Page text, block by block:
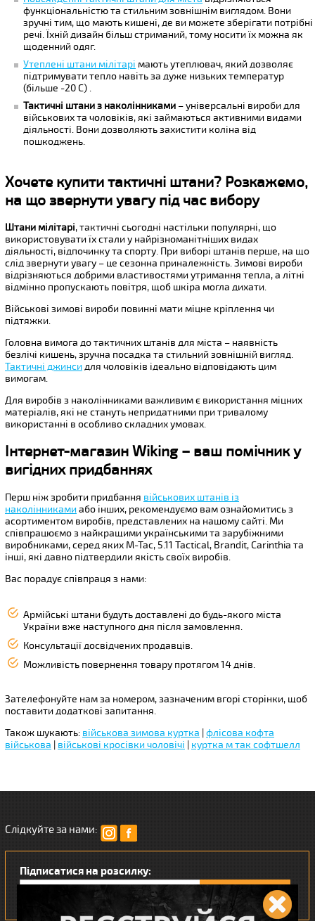
функціональністю та стильним зовнішнім виглядом. Вони
зручні тим, що мають кишені, де ви можете зберігати потрібні
речі. Їхній дизайн більш стриманий, тому носити їх можна як
щоденний одяг.
Утеплені штани мілітарі мають утеплювач, який дозволяє
підтримувати тепло навіть за дуже низьких температур
(більше -20 С) .
Тактичні штани з наколінниками – універсальні вироби для
військових та чоловіків, які займаються активними видами
діяльності. Вони дозволяють захистити коліна від
пошкоджень.
Хочете купити тактичні штани? Розкажемо,
на що звернути увагу під час вибору
Штани мілітарі, тактичні сьогодні настільки популярні, що
використовувати їх стали у найрізноманітніших видах
діяльності, відпочинку та спорту. При виборі штанів перше, на що
слід звернути увагу – це сезонна приналежність. Зимові вироби
відрізняються добрими властивостями утримання тепла, а літні
відмінно пропускають повітря, щоб шкіра могла дихати.
Військові зимові вироби повинні мати міцне кріплення чи
підтяжки.
Головна вимога до тактичних штанів для міста – наявність
безлічі кишень, зручна посадка та стильний зовнішній вигляд.
Тактичні джинсидля чоловіків ідеально відповідають цим
вимогам.
Для виробів з наколінниками важливим є використання міцних
матеріалів, які не стануть непридатними при тривалому
використанні в особливо складних умовах.
Інтернет-магазин Wiking – ваш помічник у
вигідних придбаннях
Перш ніж зробити придбання військових штанів із
наколінникамиабо інших, рекомендуємо вам ознайомитись з
асортиментом виробів, представлених на нашому сайті. Ми
співпрацюємо з найкращими українськими та зарубіжними
виробниками, серед яких M-Tac, 5.11 Tactical, Brandit, Carinthia та
інші, які давно підтвердили якість своїх виробів.
Вас порадує співпраця з нами:
Армійські штани будуть доставлені до будь-якого міста
України вже наступного дня після замовлення.
Консультації досвідчених продавців.
Можливість повернення товару протягом 14 днів.
Зателефонуйте нам за номером, зазначеним вгорі сторінки, щоб
поставити додаткові запитання.
Також шукають: військова зимова куртка флісова кофта
військова
військові кросівки чоловічі куртка м так софтшелл
Слідкуйте за нами:
Підписатися на розсилку: